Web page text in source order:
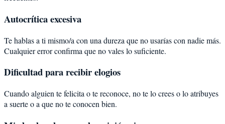
Autocrítica excesiva
Te hablas a ti mismo/a con una dureza que no usarías con nadie más.
Cualquier error confirma que no vales lo suficiente.
Dificultad para recibir elogios
Cuando alguien te felicita o te reconoce, no te lo crees o lo atribuyes
a suerte o a que no te conocen bien.